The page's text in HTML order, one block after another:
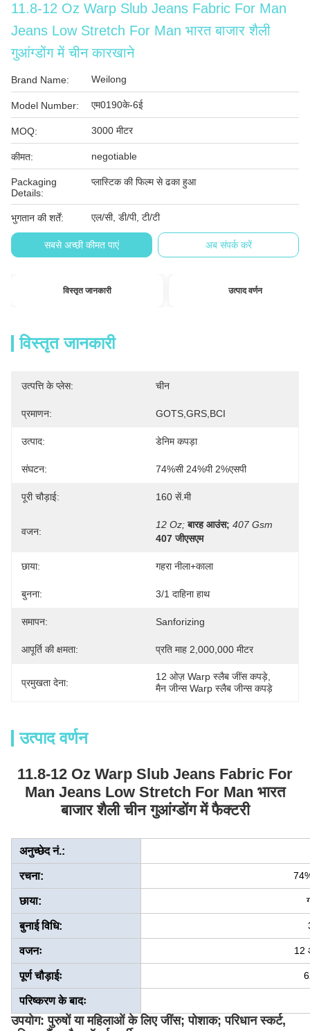
11.8-12 Oz Warp Slub Jeans Fabric For Man
Jeans Low Stretch For Man भारत बाजार शैली
गुआंग्डोंग में चीन कारखाने
Brand Name: Weilong
Model Number: एम0190के-6ई
MOQ: 3000 मीटर
कीमत: negotiable
Packaging
Details:
प्लास्टिक की फिल्म से ढका हुआ
भुगतान की शर्तें: एल/सी, डी/पी, टी/टी
सबसे अच्छी कीमत पाएं अब संपर्क करें
विस्तृत जानकारी उत्पाद वर्णन
विस्तृत जानकारी
उत्पत्ति के प्लेस: चीन
प्रमाणन: GOTS,GRS,BCI
उत्पाद: डेनिम कपड़ा
संघटन: 74%सी 24%पी 2%एसपी
पूरी चौड़ाई: 160 सें.मी
वजन:
12 Oz; बारह आउंस; 407 Gsm
407 जीएसएम
छाया: गहरा नीला+काला
बुनना: 3/1 दाहिना हाथ
समापन: Sanforizing
आपूर्ति की क्षमता: प्रति माह 2,000,000 मीटर
प्रमुखता देना:
12 ओज़ Warp स्लैब जींस कपड़े
मैन जीन्स Warp स्लैब जीन्स कपड़े
उत्पाद वर्णन
11.8-12 Oz Warp Slub Jeans Fabric For
Man Jeans Low Stretch For Man भारत
बाजार शैली चीन गुआंग्डोंग में फैक्टरी
अनुच्छेद नं.:
रचना:
छाया:
बुनाई विधि:
वजनः 12
पूर्ण चौड़ाईः
परिष्करण के बादः
उपयोग: पुरुषों या महिलाओं के लिए जींस; पोशाक; परिधान स्कर्ट,